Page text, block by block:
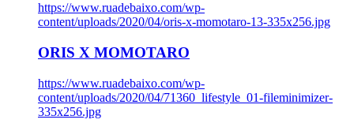
https://www.ruadebaixo.com/wp-
content/uploads/2020/04/oris-x-momotaro-13-335x256.jpg
ORIS X MOMOTARO
https://www.ruadebaixo.com/wp-
content/uploads/2020/04/71360_lifestyle_01-fileminimizer-
335x256.jpg